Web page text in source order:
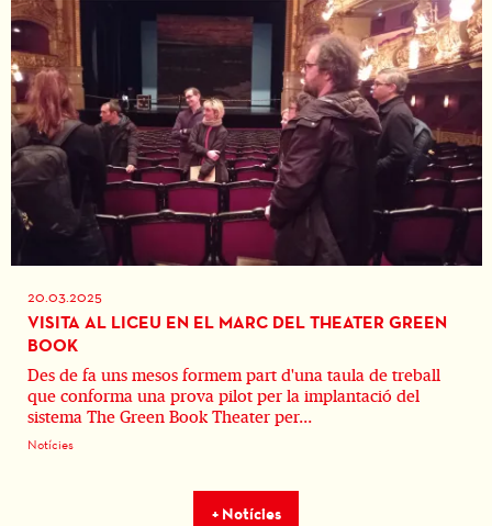
20.03.2025
VISITA AL LICEU EN EL MARC DEL THEATER GREEN
BOOK
Des de fa uns mesos formem part d'una taula de treball
que conforma una prova pilot per la implantació del
sistema The Green Book Theater per...
Notícies
+ Notícies